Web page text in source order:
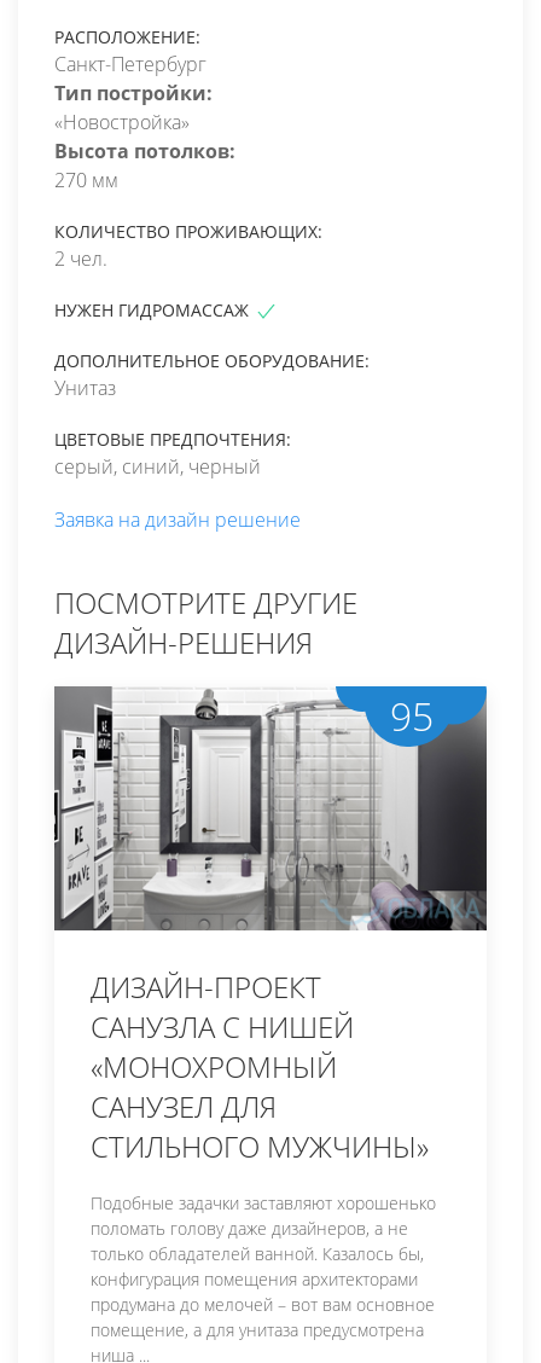
РАСПОЛОЖЕНИЕ:
Санкт-Петербург
Тип постройки:
«Новостройка»
Высота потолков:
270 мм
КОЛИЧЕСТВО ПРОЖИВАЮЩИХ:
2 чел.
НУЖЕН ГИДРОМАССАЖ
ДОПОЛНИТЕЛЬНОЕ ОБОРУДОВАНИЕ:
Унитаз
ЦВЕТОВЫЕ ПРЕДПОЧТЕНИЯ:
серый, синий, черный
Заявка на дизайн решение
ПОСМОТРИТЕ ДРУГИЕ
ДИЗАЙН-РЕШЕНИЯ
95
ДИЗАЙН-ПРОЕКТ
САНУЗЛА С НИШЕЙ
«МОНОХРОМНЫЙ
САНУЗЕЛ ДЛЯ
СТИЛЬНОГО МУЖЧИНЫ»
Подобные задачки заставляют хорошенько
поломать голову даже дизайнеров, а не
только обладателей ванной. Казалось бы,
конфигурация помещения архитекторами
продумана до мелочей – вот вам основное
помещение, а для унитаза предусмотрена
ниша ...